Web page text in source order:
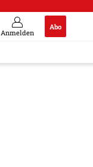
Anmelden
Abo